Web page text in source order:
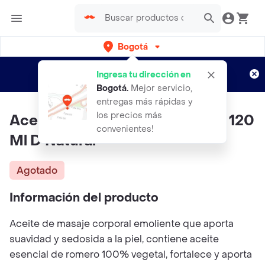
Bogotá
Ingresa tu dirección en
Bogotá. Mejor servicio,
entregas más rápidas y
los precios más
convenientes!
envíos gratis por semanas
Aplican TyC
Aceite Emoliente De Romero X 120
Ml D Natural
Agotado
Información del producto
Aceite de masaje corporal emoliente que aporta
suavidad y sedosida a la piel, contiene aceite
esencial de romero 100% vegetal, fortalece y aporta